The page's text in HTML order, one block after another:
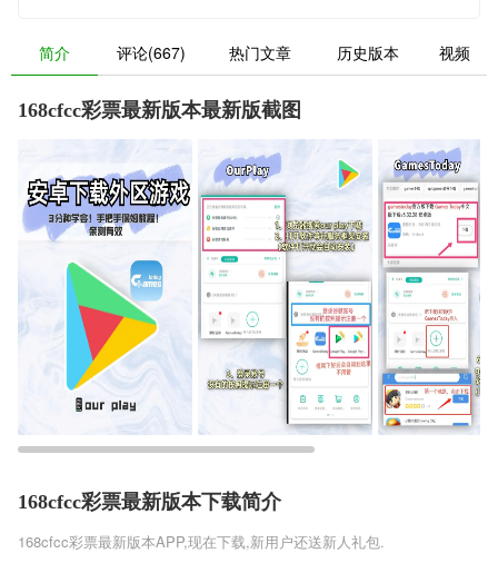
简介 评论(667) 热门文章 历史版本 视频
168cfcc彩票最新版本最新版截图
168cfcc彩票最新版本下载简介
168cfcc彩票最新版本APP,现在下载,新用户还送新人礼包.